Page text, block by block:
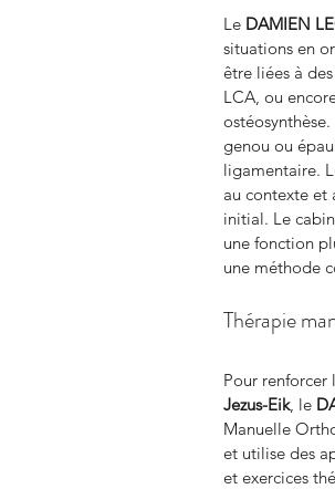
Le DAMIEN
situations en
être liées à
LCA, ou
genou ou
ligamentaire.
au contexte et
initial. Le
une fonction
une méthode
Thérapie
Pour renforcer
Jezus-Eik, le
Manuelle
et utilise des
et exercices